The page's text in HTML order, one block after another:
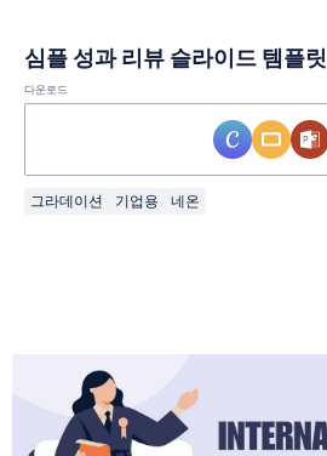
심플 성과 리뷰 슬라이드 템플릿
다운로드
그라데이션 기업용 네온